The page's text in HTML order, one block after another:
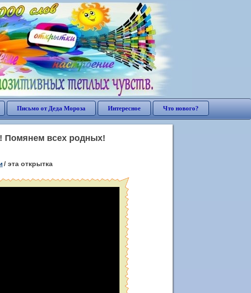
Письмо от Деда Мороза Интересное Что нового?
Помянем всех родных!
/ эта открытка